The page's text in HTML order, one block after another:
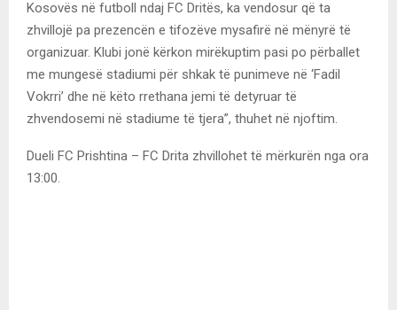
Kosovës në futboll ndaj FC Dritës, ka vendosur që ta
zhvillojë pa prezencën e tifozëve mysafirë në mënyrë të
organizuar. Klubi jonë kërkon mirëkuptim pasi po përballet
me mungesë stadiumi për shkak të punimeve në ‘Fadil
Vokrri’ dhe në këto rrethana jemi të detyruar të
zhvendosemi në stadiume të tjera”, thuhet në njoftim.
Dueli FC Prishtina – FC Drita zhvillohet të mërkurën nga ora
13:00.